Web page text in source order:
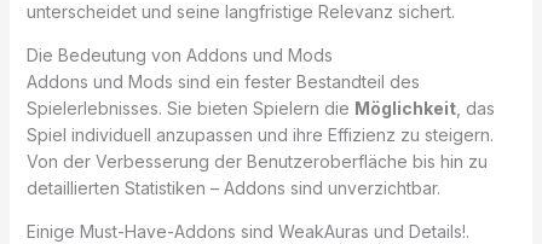
unterscheidet und seine langfristige Relevanz sichert.
Die Bedeutung von Addons und Mods
Addons und Mods sind ein fester Bestandteil des
Spielerlebnisses. Sie bieten Spielern die Möglichkeit, das
Spiel individuell anzupassen und ihre Effizienz zu steigern.
Von der Verbesserung der Benutzeroberfläche bis hin zu
detaillierten Statistiken – Addons sind unverzichtbar.
Einige Must-Have-Addons sind WeakAuras und Details!.